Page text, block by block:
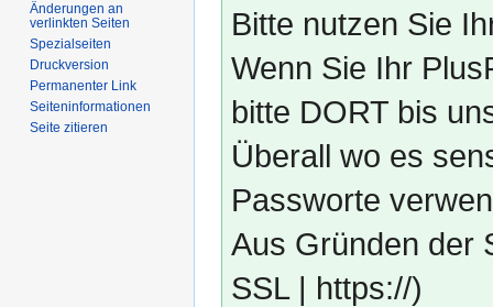
Bitte nutzen Sie
Wenn Sie Ihr
bitte DORT bis
Überall wo es
Passworte
Aus Gründen der
SSL | https://)
Änderungen an
verlinkten Seiten
Spezialseiten
Druckversion
Permanenter Link
Seiten­­informationen
Seite zitieren